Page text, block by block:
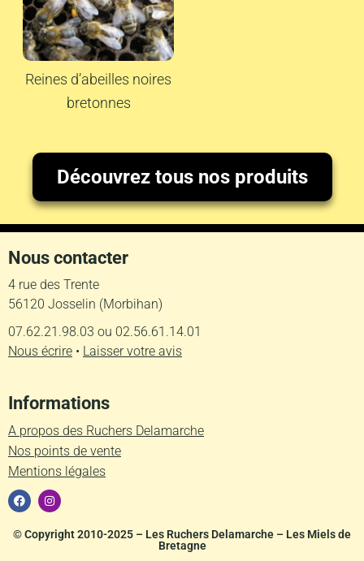
Reines d’abeilles noires
bretonnes
Découvrez tous nos produits
Nous contacter
4 rue des Trente
56120 Josselin (Morbihan)
07.62.21.98.03 ou 02.56.61.14.01
Nous écrire • Laisser votre avis
Informations
A propos des Ruchers Delamarche
Nos points de vente
Mentions légales
F
a
e
b
I
n
a
© Copyright 2010-2025 – Les Ruchers Delamarche – Les Miels de
Bretagne